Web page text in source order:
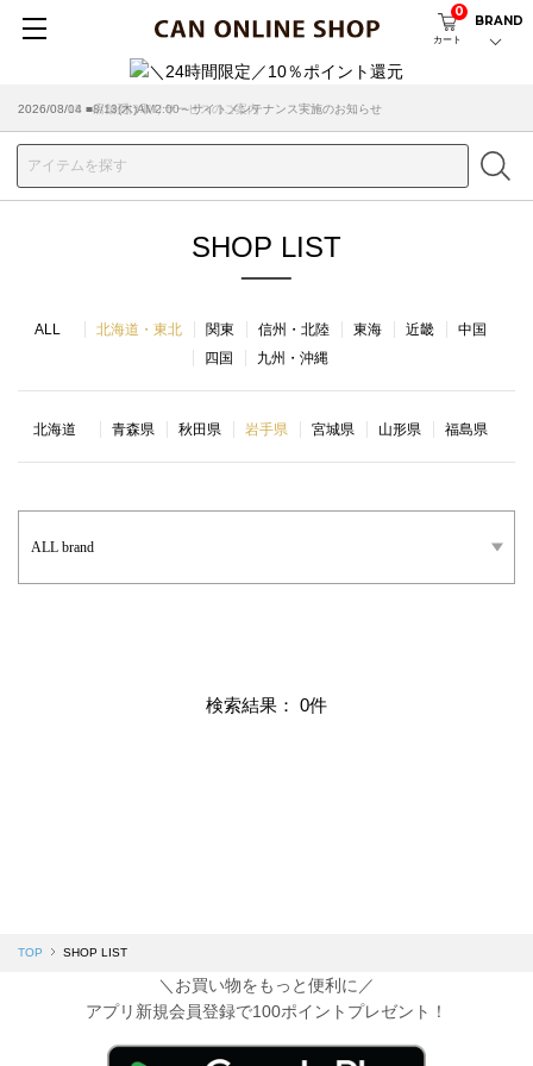
カート
0
BRAND
2026/08/04 ■8/13(木)AM2:00～サイトメンテナンス実施のお知らせ
2026/03/18 ■店舗受け取りサービスのご案内
SHOP LIST
ALL 北海道・東北 関東 信州・北陸 東海 近畿
中国
四国
九州・沖縄
北海道 青森県 秋田県 岩手県 宮城県 山形県 福島県
検索結果： 0件
TOP SHOP LIST
＼お買い物をもっと便利に／
アプリ新規会員登録で100ポイントプレゼント！